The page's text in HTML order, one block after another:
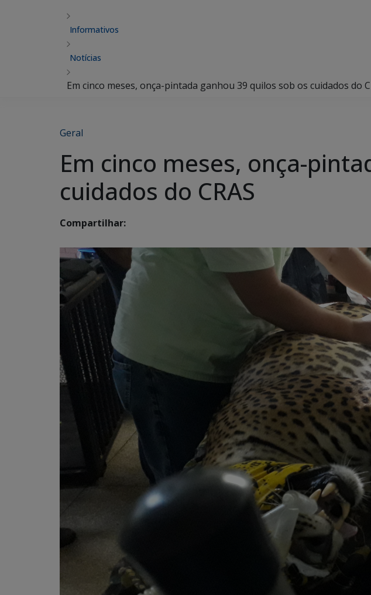
Informativos
Notícias
Em cinco meses, onça-pintada ganhou 39 quilos sob os cuidados do
Geral
Em cinco meses, onça-
cuidados do CRAS
Compartilhar: